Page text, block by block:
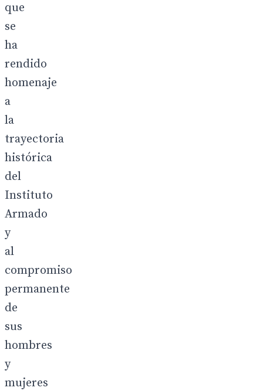
que
se
ha
rendido
homenaje
a
la
trayectoria
histórica
del
Instituto
Armado
y
al
compromiso
permanente
de
sus
hombres
y
mujeres